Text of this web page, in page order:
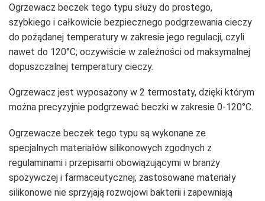
Ogrzewacz beczek tego typu służy do prostego,
szybkiego i całkowicie bezpiecznego podgrzewania cieczy
do pożądanej temperatury w zakresie jego regulacji, czyli
nawet do 120°C; oczywiście w zależności od maksymalnej
dopuszczalnej temperatury cieczy.
Ogrzewacz jest wyposażony w 2 termostaty, dzięki którym
można precyzyjnie podgrzewać beczki w zakresie 0-120°C.
Ogrzewacze beczek tego typu są wykonane ze
specjalnych materiałów silikonowych zgodnych z
regulaminami i przepisami obowiązującymi w branży
spożywczej i farmaceutycznej; zastosowane materiały
silikonowe nie sprzyjają rozwojowi bakterii i zapewniają